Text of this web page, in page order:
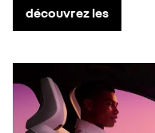
découvrez les